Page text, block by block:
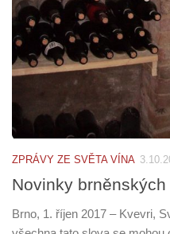
ZPRÁVY ZE SVĚTA VÍNA
Novinky
Brno, 1. říjen 2017 – Kvevri,